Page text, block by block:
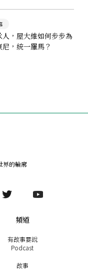
人，屋大維如何步步為
，統一羅馬？
界的輪廓
頻道
有故事要說
Podcast
故事